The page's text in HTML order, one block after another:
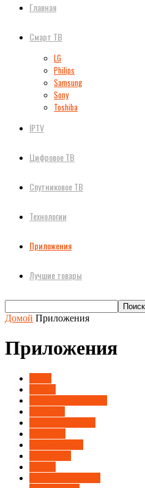
Главная
Смарт ТВ
LG
Philips
Samsung
Sony
Toshiba
IPTV
Цифровое ТВ
Спутниковое ТВ
Технологии
Приложения
Лучшие товары
Домой Приложения
Приложения